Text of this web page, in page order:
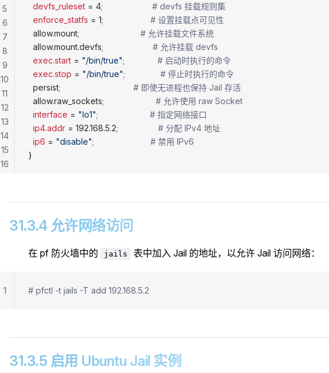
  devfs_ruleset
= 4;                     # devfs 挂载规则集
  enforce_statfs
= 1;                    # 设置挂载点可见性
  allow.mount
;                          # 允许挂载文件系统
  allow.mount.devfs
;                     # 允许挂载 devfs
  exec.start
= "/bin/true";              # 启动时执行的命令
  exec.stop
= "/bin/true";               # 停止时执行的命令
  persist
;                               # 即使无进程也保持 Jail 存活
  allow.raw_sockets
;                      # 允许使用 raw Socket
  interface
= "lo1";                      # 指定网络接口
  ip4.addr
= 192.168.5.2;                 # 分配 IPv4 地址
  ip6
= "disable";                        # 禁用 IPv6
}
5
6
7
8
9
10
11
12
13
14
15
16
31.3.4 允许网络访问
在 pf 防火墙中的 jails 表中加入 Jail 的地址，以允许 Jail 访问网络：
# pfctl -t jails -T add 192.168.5.2
1
31.3.5 启用 Ubuntu Jail 实例